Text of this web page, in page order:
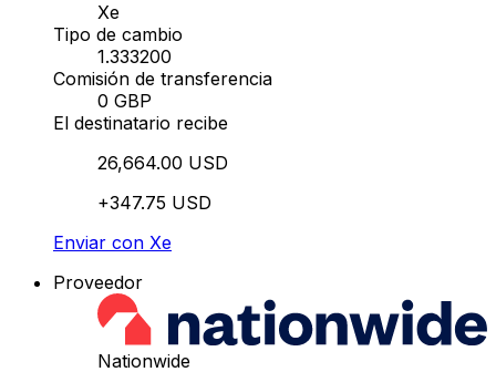
Xe
Tipo de cambio
1.333200
Comisión de transferencia
0 GBP
El destinatario recibe
26,664.00 USD
+347.75 USD
Enviar con Xe
Proveedor
Nationwide